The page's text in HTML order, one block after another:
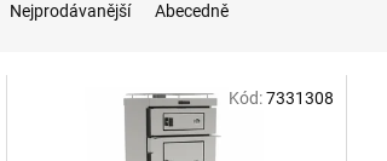
Nejprodávanější Abecedně
Kód:7331308